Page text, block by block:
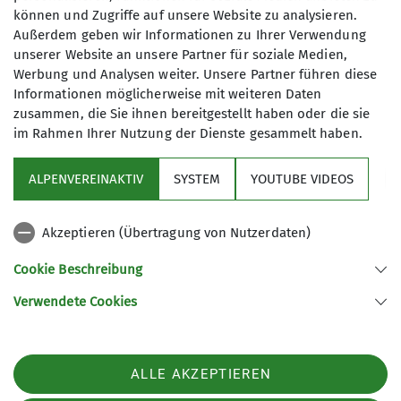
Atmung und Empfindungen des
Körpers, sowie den Wechsel von
Anspannung und Entspannung
werden physische und psychische
Kräfte mobilisiert, Stress abgebaut
sowie Entspannungs­ und
Heilungsprozesse in Gang gesetzt.
Anmeldung bis
07.04.2025
Sektion
Programm
90762 Fürth
Telefon +499117437033
können und Zugriffe auf unsere Website zu analysieren.
Außerdem geben wir Informationen zu Ihrer Verwendung
unserer Website an unsere Partner für soziale Medien,
Werbung und Analysen weiter. Unsere Partner führen diese
Informationen möglicherweise mit weiteren Daten
zusammen, die Sie ihnen bereitgestellt haben oder die sie
im Rahmen Ihrer Nutzung der Dienste gesammelt haben.
ALPENVEREINAKTIV SYSTEM YOUTUBE VIDEOS
Akzeptieren (Übertragung von Nutzerdaten)
Cookie Beschreibung
Verwendete Cookies
ALLE AKZEPTIEREN